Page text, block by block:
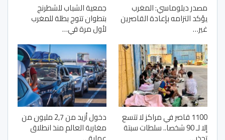
مصدر دبلوماسي: المغرب
يؤكد التزامه بإعادة القاصرين
غير…
جمعية الشباب للشطرنج
بتطوان تتوج بطلة للمغرب
لأول مرة في…
1100 قاصر في مراكز لا تتسع
إلا لـ 90 شخصا.. سلطات سبتة
دخول أزيد من 2,7 مليون من
مغاربة العالم منذ انطلاق